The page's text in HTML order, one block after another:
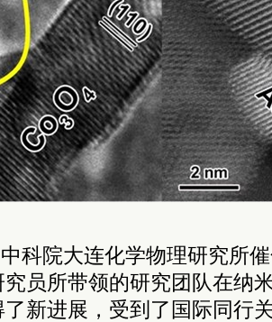
科院大连化学物理研究所
员所带领的研究团队在纳
新进展，受到了国际同行